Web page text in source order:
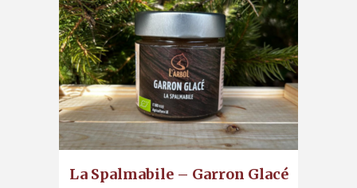
La Spalmabile – Garron Glacé